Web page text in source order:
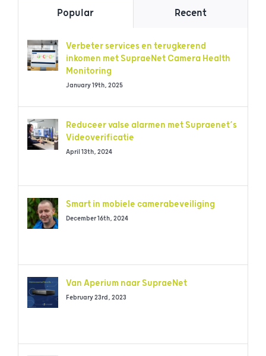
Popular Recent
Verbeter services en terugkerend
inkomen met SupraeNet Camera Health
Monitoring
January 19th, 2025
Reduceer valse alarmen met Supraenet’s
Videoverificatie
April 13th, 2024
Smart in mobiele camerabeveiliging
December 16th, 2024
Van Aperium naar SupraeNet
February 23rd, 2023